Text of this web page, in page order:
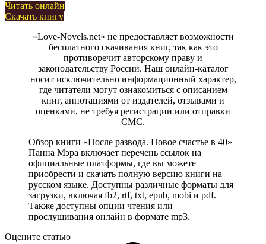
Читать онлайн
Скачать книгу
«Love-Novels.net» не предоставляет возможности
бесплатного скачивания книг, так как это
противоречит авторскому праву и
законодательству России. Наш онлайн-каталог
носит исключительно информационный характер,
где читатели могут ознакомиться с описанием
книг, аннотациями от издателей, отзывами и
оценками, не требуя регистрации или отправки
СМС.
Обзор книги «После развода. Новое счастье в 40»
Панна Мэра включает перечень ссылок на
официальные платформы, где вы можете
приобрести и скачать полную версию книги на
русском языке. Доступны различные форматы для
загрузки, включая fb2, rtf, txt, epub, mobi и pdf.
Также доступны опции чтения или
прослушивания онлайн в формате mp3.
Оцените статью